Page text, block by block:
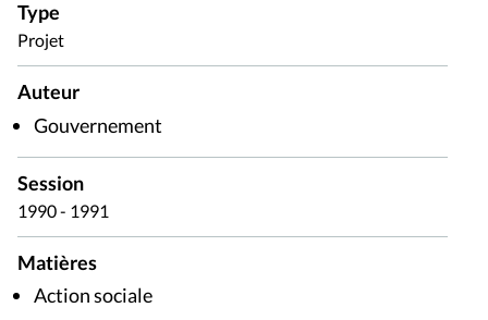
Type
Projet
Auteur
Gouvernement
Session
1990 - 1991
Matières
Action sociale